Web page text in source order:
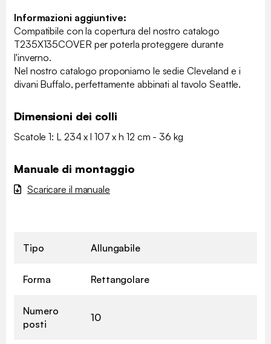
Informazioni aggiuntive:
Compatibile con la copertura del nostro catalogo
T235X135COVER per poterla proteggere durante
l'inverno.
Nel nostro catalogo proponiamo le sedie Cleveland e i
divani Buffalo, perfettamente abbinati al tavolo Seattle.
Dimensioni dei colli
Scatole 1: L 234 x l 107 x h 12 cm - 36 kg
Manuale di montaggio
Scaricare il manuale
Tipo Allungabile
Forma Rettangolare
Numero
posti
10